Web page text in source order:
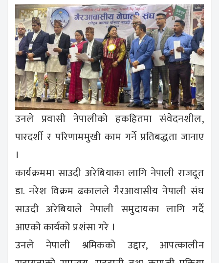
उनले प्रवासी नेपालीको हकहितमा संवेदनशील,
पारदर्शी र परिणाममुखी काम गर्ने प्रतिबद्धता जानाए
।
कार्यक्रममा साउदी अरेबियाका लागि नेपाली राजदूत
डा. नरेश विक्रम ढकालले गैरआवासीय नेपाली संघ
साउदी अरेबियाले नेपाली समुदायका लागि गर्दै
आएको कार्यको प्रशंसा गरे ।
उनले नेपाली श्रमिकको उद्दार, आपत्कालीन